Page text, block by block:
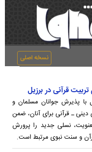
نسخه اصلی
قرآنی در برزیل
با پذیرش جوانان مسلمان و
دینی ـ قرآنی برای آنان، ضمن
نسلی جدید را پرورش
و سنت نبوی مرتبط است.